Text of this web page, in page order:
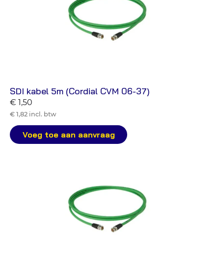
SDI kabel 5m (Cordial CVM 06-37)
€ 1,50
€ 1,82 incl. btw
Voeg toe aan aanvraag